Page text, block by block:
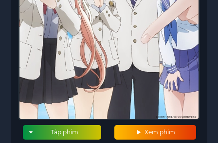
Xem phim
Tập phim